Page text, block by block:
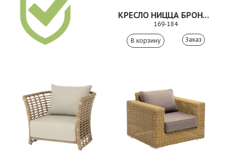
КРЕСЛО НИЦЦА БРОНЗОВЫЙ
169-184
Заказ